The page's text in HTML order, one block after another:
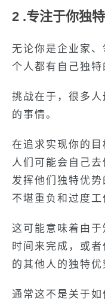
2 .专注于你独
无论你是企业家
个人都有自己独特
挑战在于，很多
的事情。
在追求实现你的目
人们可能会自己
发挥他们独特优势
不堪重负和过度工
这可能意味着由
时间来完成，或
的其他人的独特优
通常这不是关于